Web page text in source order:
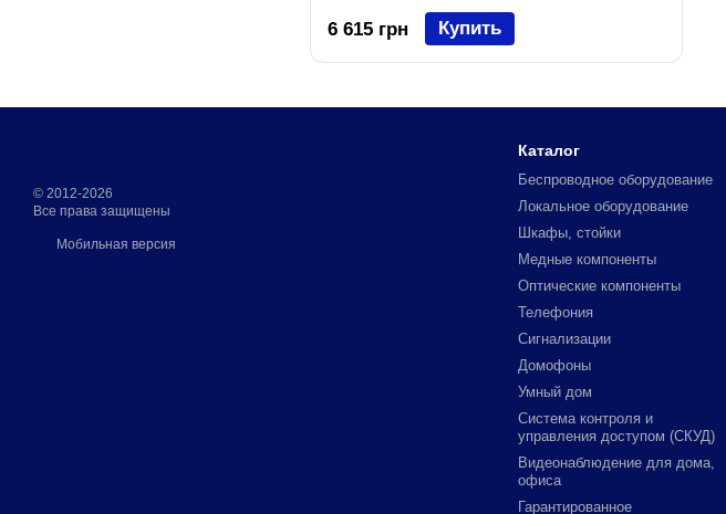
6 615 грн Купить
© 2012-2026
Все права защищены
Мобильная версия
Каталог
Беспроводное оборудование
Локальное оборудование
Шкафы, стойки
Медные компоненты
Оптические компоненты
Телефония
Сигнализации
Домофоны
Умный дом
Система контроля и
управления доступом (СКУД)
Видеонаблюдение для дома,
офиса
Гарантированное